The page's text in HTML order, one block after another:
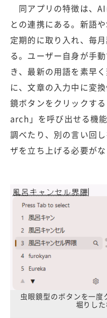
同アプリの特徴は、
との連携にある。新語
定期的に取り入れ、毎
る。ユーザー自身が手
き、最新の用語を素早
に、文章の入力中に変
鏡ボタンをクリックす
arch」を呼び出せる機
調べたり、別の言い回
ザを立ち上げる必要がな
虫眼鏡型のボタンを一
堀りし